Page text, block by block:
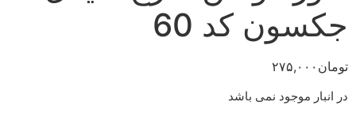
جکسون کد 60
تومان ۲۷۵,۰۰۰
در انبار موجود نمی باشد